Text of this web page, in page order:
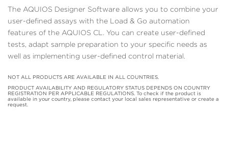
The AQUIOS Designer Software allows you to combine your
user-defined assays with the Load & Go automation
features of the AQUIOS CL. You can create user-defined
tests, adapt sample preparation to your specific needs as
well as implementing user-defined control material.
NOT ALL PRODUCTS ARE AVAILABLE IN ALL COUNTRIES.
PRODUCT AVAILABILITY AND REGULATORY STATUS DEPENDS ON COUNTRY
REGISTRATION PER APPLICABLE REGULATIONS. To check if the product is
available in your country, please contact your local sales representative or create a
request.